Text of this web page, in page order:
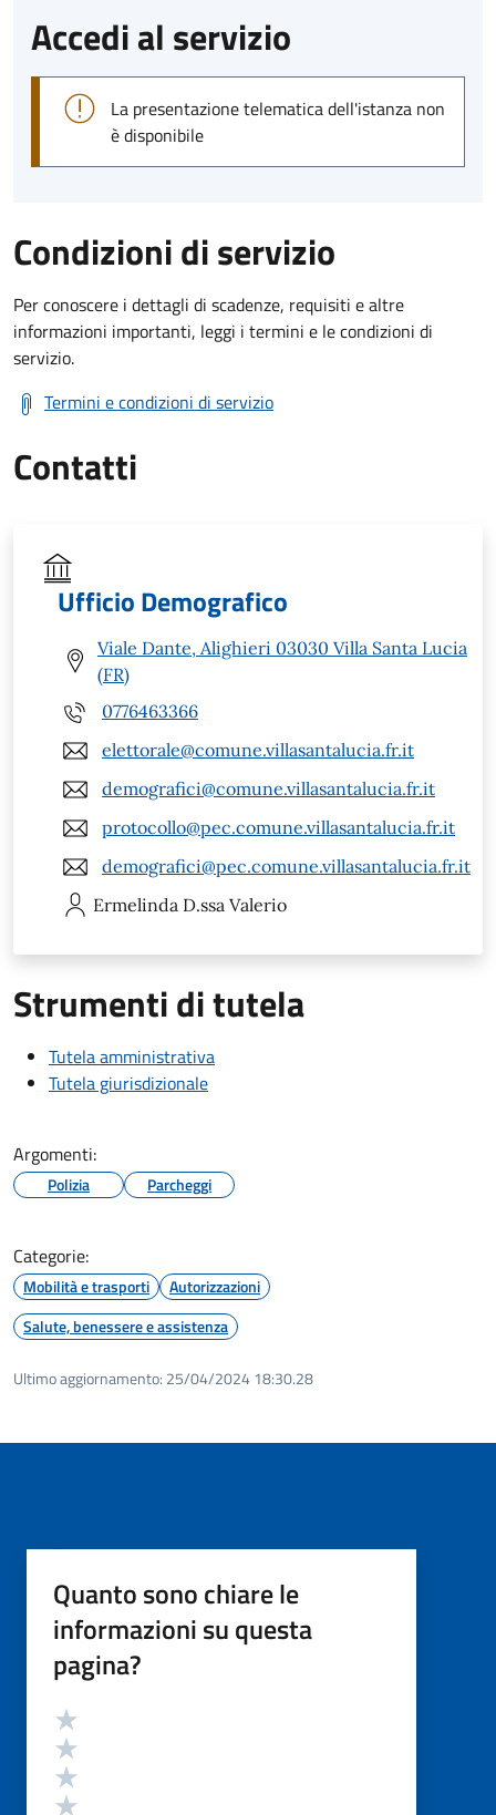
Accedi al servizio
La presentazione telematica dell'istanza non
è disponibile
Condizioni di servizio
Per conoscere i dettagli di scadenze, requisiti e altre
informazioni importanti, leggi i termini e le condizioni di
servizio.
Termini e condizioni di servizio
Contatti
Ufficio Demografico
Viale Dante, Alighieri 03030 Villa Santa Lucia
(FR)
0776463366
elettorale@comune.villasantalucia.fr.it
demografici@comune.villasantalucia.fr.it
protocollo@pec.comune.villasantalucia.fr.it
demografici@pec.comune.villasantalucia.fr.it
Ermelinda D.ssa Valerio
Strumenti di tutela
Tutela amministrativa
Tutela giurisdizionale
Argomenti:
Polizia Parcheggi
Categorie:
Mobilità e trasporti
Autorizzazioni
Salute, benessere e assistenza
Ultimo aggiornamento: 25/04/2024 18:30.28
Quanto sono chiare le
informazioni su questa
pagina?
Valutazione